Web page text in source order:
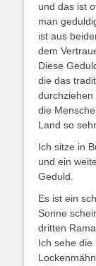
und das ist
man
ist aus
dem
Diese
die das
durchziehen
die
Land so
Ich sitze in
und ein
Geduld.
Es ist ein
Sonne
dritten
Ich sehe die